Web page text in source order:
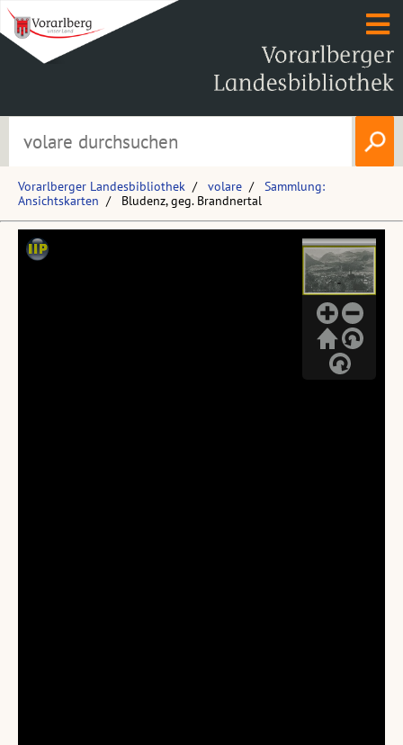
Vorarlberger Landesbibliothek volare
Sammlung:
Ansichtskarten
Bludenz, geg. Brandnertal